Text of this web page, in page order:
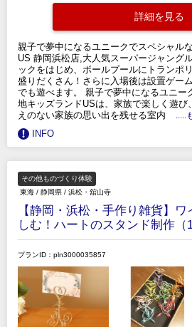
詳細を見る
親子で夢中になるユニークでスペシャル
US 静岡浜松店,大人気スーパージャング
ックをはじめ、ボールプールにトランポ
盛りだくさん！さらに入場後は設置ゲー
でも遊べます。 親子で夢中になるユニー
地キッズランドUSは、家族で楽しく遊び
えのない家族の思い出を残せる室内
INFO
その他ものづくり体験
東海 / 静岡県 / 浜松・舘山寺
【静岡・浜松・手作り雑貨】
しむ！ハートのスタンド制作（1
プランID：pln3000035857